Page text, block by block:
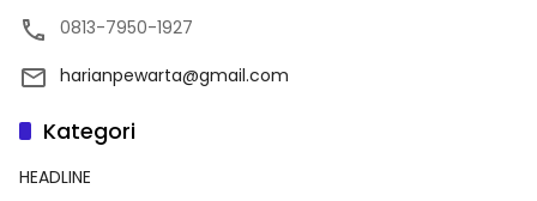
0813-7950-1927
harianpewarta@gmail.com
Kategori
HEADLINE